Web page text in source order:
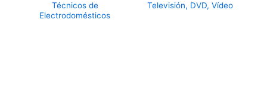
Técnicos de
Electrodomésticos
Televisión, DVD, Vídeo